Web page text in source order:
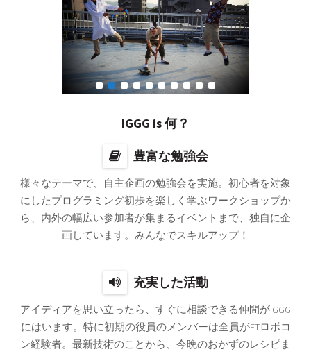
1 2 3 4 5 6 7 8 9 10
IGGG is 何？
豊富な勉強会
様々なテーマで、自主企画の勉強会を実施。初心者を対象
にしたプログラミング初歩を楽しく学ぶワークショップか
ら、内外の幅広い参加者が集まるイベントまで、独自に企
画しています。みんなでスキルアップ！
充実した活動
アイディアを思い立ったら、すぐに相談できる仲間がIGGG
にはいます。特に初期の役員のメンバーは全員がETロボコ
ン経験者。最新技術のことから、今晩のおかずのレシピま